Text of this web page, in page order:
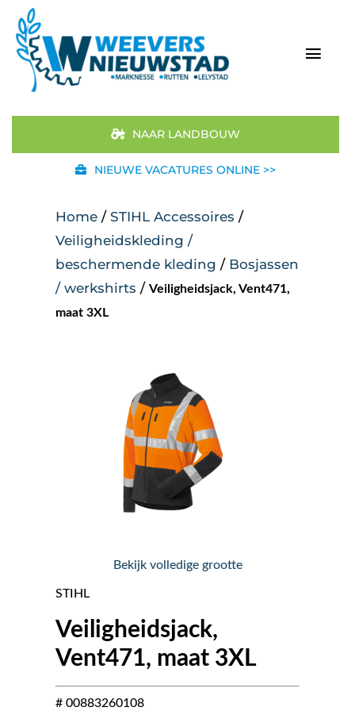
naar
inhoud
Aanbod
STIHL
Occasions
Nieuws
Over ons
Vacatures
NAAR LANDBOUW
NIEUWE VACATURES ONLINE >>
Home / STIHL Accessoires /
Veiligheidskleding /
beschermende kleding / Bosjassen
/ werkshirts / Veiligheidsjack, Vent471,
maat 3XL
Bekijk volledige grootte
STIHL
Veiligheidsjack,
Vent471, maat 3XL
# 00883260108